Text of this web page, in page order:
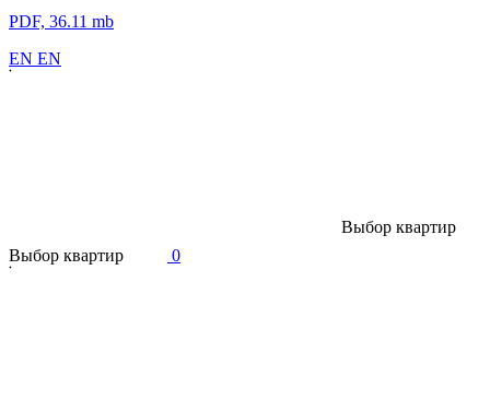
PDF, 36.11 mb
EN EN
Выбор квартир
Выбор квартир 0